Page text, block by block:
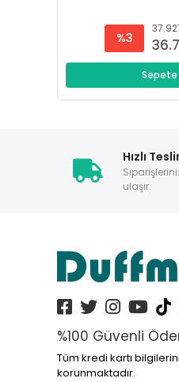
%3
Sepete
Hızlı
ulaşır.
%100 Güvenli
Tüm kredi kartı
korunmaktadır.